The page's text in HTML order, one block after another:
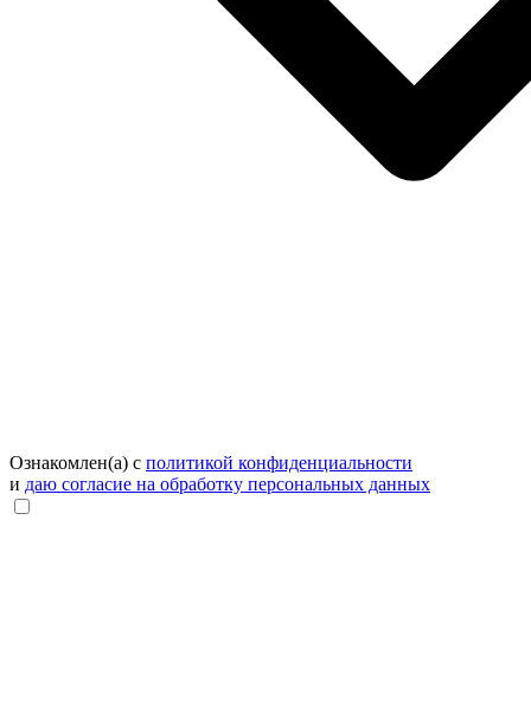
Ознакомлен(а) с политикой конфиденциальности
и даю согласие на обработку персональных данных